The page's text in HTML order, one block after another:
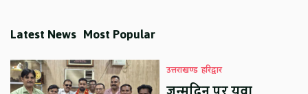
Latest News Most Popular
उत्तराखण्ड हरिद्वार